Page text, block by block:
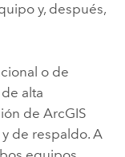
y, después,
o de
alta
de ArcGIS
de respaldo. A